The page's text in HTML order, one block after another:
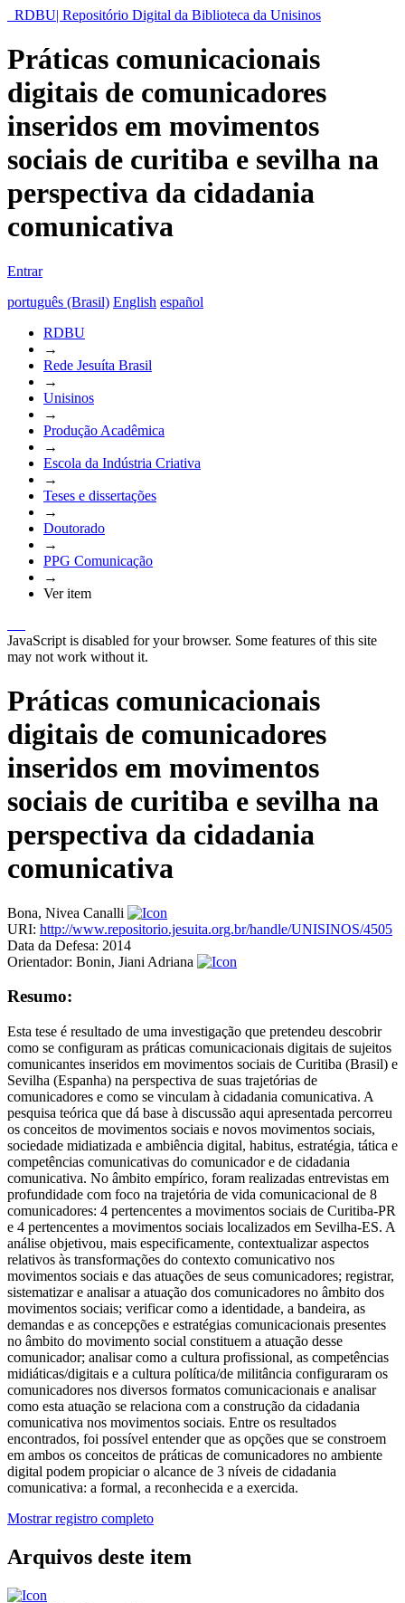
RDBU| Repositório Digital da Biblioteca da Unisinos
Práticas comunicacionais
digitais de comunicadores
inseridos em movimentos
sociais de curitiba e sevilha na
perspectiva da cidadania
comunicativa
Entrar
português (Brasil) English español
RDBU
→
Rede Jesuíta Brasil
→
Unisinos
→
Produção Acadêmica
→
Escola da Indústria Criativa
→
Teses e dissertações
→
Doutorado
→
PPG Comunicação
→
Ver item
JavaScript is disabled for your browser. Some features of this site
may not work without it.
Práticas comunicacionais
digitais de comunicadores
inseridos em movimentos
sociais de curitiba e sevilha na
perspectiva da cidadania
comunicativa
Bona, Nivea Canalli
URI: http://www.repositorio.jesuita.org.br/handle/UNISINOS/4505
Data da Defesa: 2014
Orientador: Bonin, Jiani Adriana
Resumo:
Esta tese é resultado de uma investigação que pretendeu descobrir
como se configuram as práticas comunicacionais digitais de sujeitos
comunicantes inseridos em movimentos sociais de Curitiba (Brasil) e
Sevilha (Espanha) na perspectiva de suas trajetórias de
comunicadores e como se vinculam à cidadania comunicativa. A
pesquisa teórica que dá base à discussão aqui apresentada percorreu
os conceitos de movimentos sociais e novos movimentos sociais,
sociedade midiatizada e ambiência digital, habitus, estratégia, tática e
competências comunicativas do comunicador e de cidadania
comunicativa. No âmbito empírico, foram realizadas entrevistas em
profundidade com foco na trajetória de vida comunicacional de 8
comunicadores: 4 pertencentes a movimentos sociais de Curitiba-PR
e 4 pertencentes a movimentos sociais localizados em Sevilha-ES. A
análise objetivou, mais especificamente, contextualizar aspectos
relativos às transformações do contexto comunicativo nos
movimentos sociais e das atuações de seus comunicadores; registrar,
sistematizar e analisar a atuação dos comunicadores no âmbito dos
movimentos sociais; verificar como a identidade, a bandeira, as
demandas e as concepções e estratégias comunicacionais presentes
no âmbito do movimento social constituem a atuação desse
comunicador; analisar como a cultura profissional, as competências
midiáticas/digitais e a cultura política/de militância configuraram os
comunicadores nos diversos formatos comunicacionais e analisar
como esta atuação se relaciona com a construção da cidadania
comunicativa nos movimentos sociais. Entre os resultados
encontrados, foi possível entender que as opções que se constroem
em ambos os conceitos de práticas de comunicadores no ambiente
digital podem propiciar o alcance de 3 níveis de cidadania
comunicativa: a formal, a reconhecida e a exercida.
Mostrar registro completo
Arquivos deste item